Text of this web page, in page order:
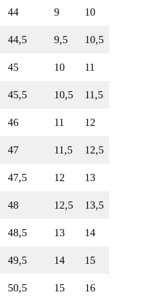
44 9 10
44,5 9,5 10,5
45 10 11
45,5 10,5 11,5
46 11 12
47 11,5 12,5
47,5 12 13
48 12,5 13,5
48,5 13 14
49,5 14 15
50,5 15 16